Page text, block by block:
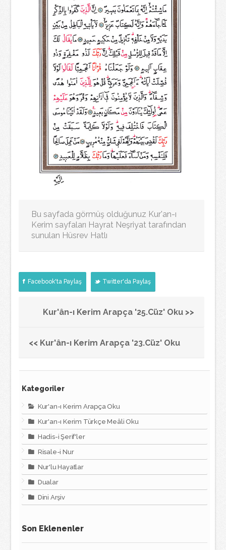
Bu sayfada görmüş olduğunuz Kur'an-ı
Kerim sayfaları Hayrat Neşriyat tarafından
sunulan Hüsrev Hatlı
Facebook'ta Paylaş Twitter'da Paylaş
Kur'ân-ı Kerim Arapça '25.Cüz' Oku >>
<< Kur'ân-ı Kerim Arapça '23.Cüz' Oku
Kategoriler
Kur'an-ı Kerim Arapça Oku
Kur'an-ı Kerim Türkçe Meâli Oku
Hadis-i Şerif'ler
Risale-i Nur
Nur'lu Hayatlar
Dualar
Dini Arşiv
Son Eklenenler